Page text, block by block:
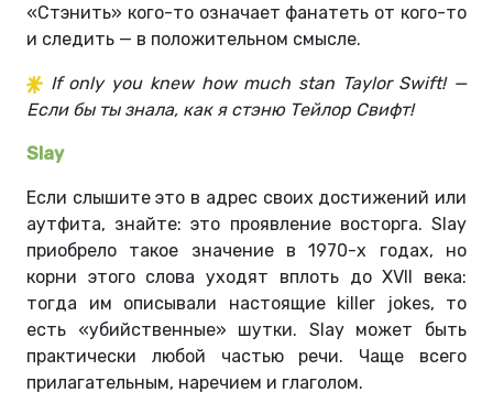
«Стэнить» кого-то означает фанатеть от кого-то
и следить — в положительном смысле.
If only you knew how much stan Taylor Swift! —
Если бы ты знала, как я стэню Тейлор Свифт!
Slay
Если слышите это в адрес своих достижений или
аутфита, знайте: это проявление восторга. Slay
приобрело такое значение в 1970-х годах, но
корни этого слова уходят вплоть до XVII века:
тогда им описывали настоящие killer jokes, то
есть «убийственные» шутки. Slay может быть
практически любой частью речи. Чаще всего
прилагательным, наречием и глаголом.